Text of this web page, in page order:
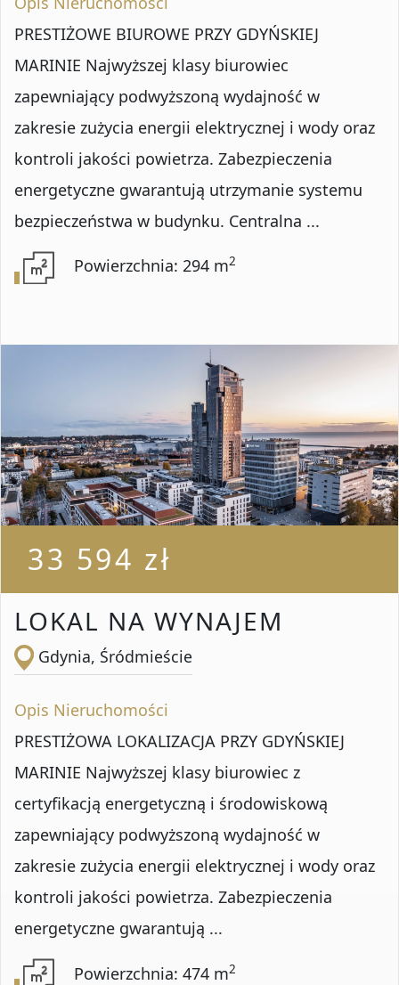
PRESTIŻOWE BIUROWE PRZY GDYŃSKIEJ
MARINIE Najwyższej klasy biurowiec
zapewniający podwyższoną wydajność w
zakresie zużycia energii elektrycznej i wody oraz
kontroli jakości powietrza. Zabezpieczenia
energetyczne gwarantują utrzymanie systemu
bezpieczeństwa w budynku. Centralna ...
Powierzchnia: 294 m2
33 594 zł
LOKAL NA WYNAJEM
Gdynia, Śródmieście
Opis Nieruchomości
PRESTIŻOWA LOKALIZACJA PRZY GDYŃSKIEJ
MARINIE Najwyższej klasy biurowiec z
certyfikacją energetyczną i środowiskową
zapewniający podwyższoną wydajność w
zakresie zużycia energii elektrycznej i wody oraz
kontroli jakości powietrza. Zabezpieczenia
energetyczne gwarantują ...
Powierzchnia: 474 m2